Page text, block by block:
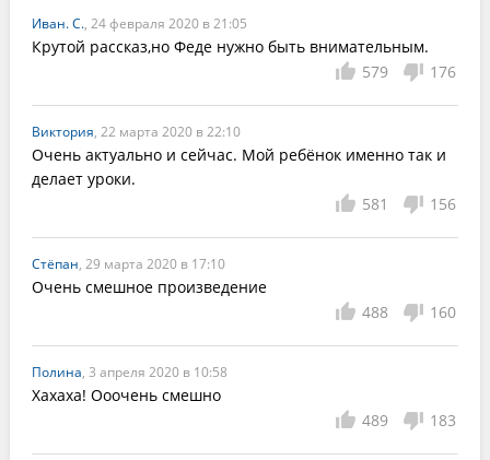
Иван. С., 24 февраля 2020 в 21:05
Крутой рассказ,но Феде нужно быть внимательным.
579
176
Виктория, 22 марта 2020 в 22:10
Очень актуально и сейчас. Мой ребёнок именно так и
делает уроки.
581
156
Стёпан, 29 марта 2020 в 17:10
Очень смешное произведение
488
160
Полина, 3 апреля 2020 в 10:58
Хахаха! Ооочень смешно
489
183